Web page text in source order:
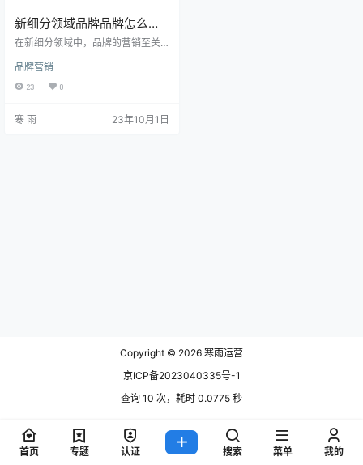
新细分领域品牌品牌怎么营
销
在新细分领域中，品牌的营销至关
牌，成为了每个新细分领域品牌都
需要思考和解决的问题。本文将从
个方面，详细阐述新细分领域品牌
品牌营销
23 0
寒 雨 23年10月1日
Copyright © 2026 寒雨运营
京ICP备2023040335号-1
查询 10 次，耗时 0.0775 秒
首页 专题 认证 搜索 菜单 我的